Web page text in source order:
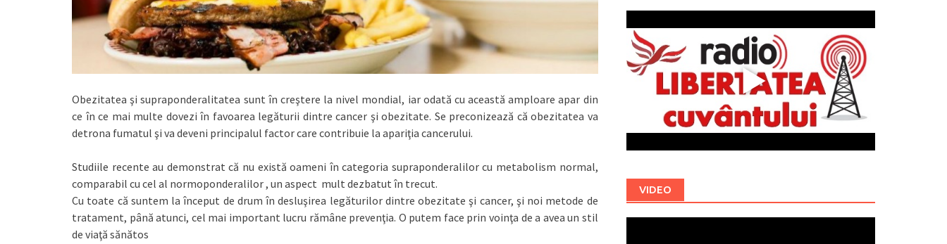
Obezitatea şi supraponderalitatea sunt în creştere la nivel mondial, iar odată cu această amploare apar din
ce în ce mai multe dovezi în favoarea legăturii dintre cancer şi obezitate. Se preconizează că obezitatea va
detrona fumatul şi va deveni principalul factor care contribuie la apariţia cancerului.
Studiile recente au demonstrat că nu există oameni în categoria supraponderalilor cu metabolism normal,
comparabil cu cel al normoponderalilor , un aspect mult dezbatut în trecut.
Cu toate că suntem la început de drum în desluşirea legăturilor dintre obezitate şi cancer, şi noi metode de
tratament, până atunci, cel mai important lucru rămâne prevenţia. O putem face prin voinţa de a avea un stil
de viaţă sănătos
VIDEO